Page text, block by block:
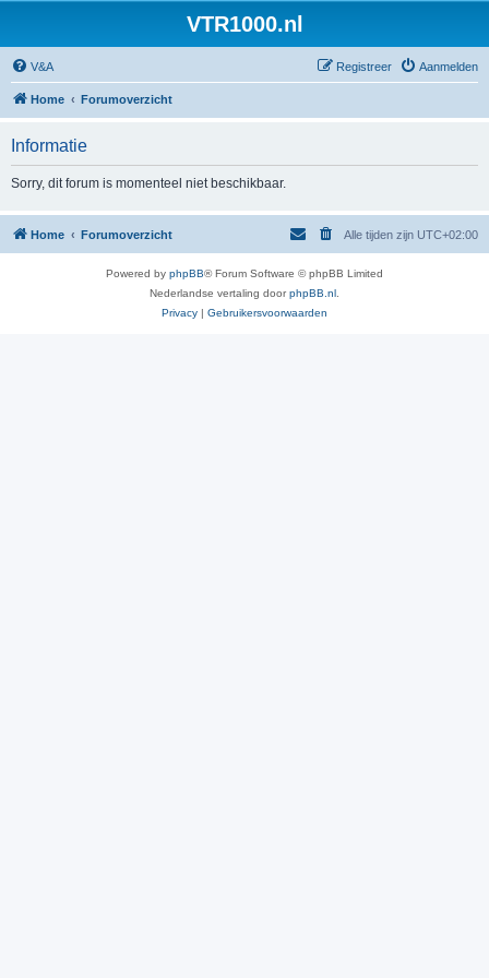
VTR1000.nl
V&A Aanmelden
Registreer
Home Forumoverzicht
Informatie
Sorry, dit forum is momenteel niet beschikbaar.
Home Forumoverzicht Alle tijden zijn UTC+02:00
Powered by phpBB® Forum Software © phpBB Limited
Nederlandse vertaling doorphpBB.nl
Privacy | Gebruikersvoorwaarden